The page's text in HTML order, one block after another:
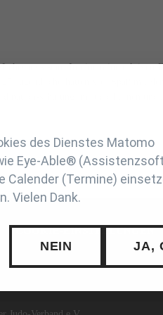
statt. In einem
Jugendliche hatten viel Spaß mit
im Judo/Turnen
COOKIE-EINSTELLUNGEN
des Dienstes Matomo
Eye-Able®
Calender (Termine)
Vielen Dank.
NEIN JA,